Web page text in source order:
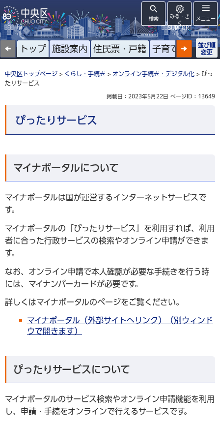
検索
みる・き
く
SUPPORT
メニュー
トップ 施設案内 住民票・戸籍 子育て 高齢者
並び順
変更
中央区トップページ > くらし・手続き > オンライン手続き・デジタル化 > ぴっ
たりサービス
掲載日：2023年5月22日 ページID：13649
ぴったりサービス
マイナポータルについて
マイナポータルは国が運営するインターネットサービスで
す。
マイナポータルの「ぴったりサービス」を利用すれば、利用
者に合った行政サービスの検索やオンライン申請ができま
す。
なお、オンライン申請で本人確認が必要な手続きを行う時
には、マイナンバーカードが必要です。
詳しくはマイナポータルのページをご覧ください。
マイナポータル（外部サイトへリンク）（別ウィンド
ウで開きます）
ぴったりサービスについて
マイナポータルのサービス検索やオンライン申請機能を利用
し、申請・手続をオンラインで行えるサービスです。